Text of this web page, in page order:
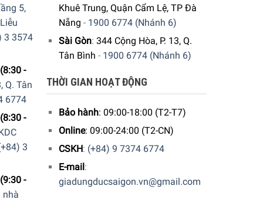
5,
3 3574
-
Q. Tân
6774
-
3
-
nhà
Khuê Trung, Quận Cẩm Lệ, TP Đà
Nẵng - 1900 6774 (Nhánh 6)
Sài Gòn: 344 Cộng Hòa, P. 13, Q.
Tân Bình - 1900 6774 (Nhánh 6)
THỜI GIAN HOẠT ĐỘNG
Bảo hành: 09:00-18:00 (T2-T7)
Online: 09:00-24:00 (T2-CN)
CSKH: (+84) 9 7374 6774
E-mail:
giadungducsaigon.vn@gmail.com